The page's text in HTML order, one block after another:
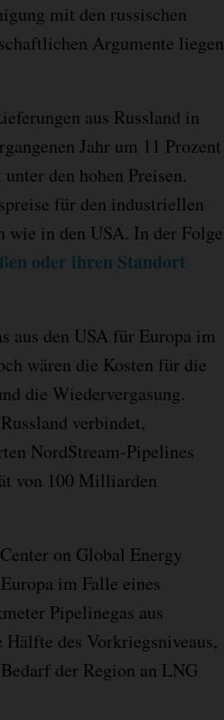
mit den russischen
Argumente liegen
aus Russland in
Jahr um 11 Prozent
den hohen Preisen.
für den industriellen
wie in den USA. In der Folge
oder ihren Standort
aus den USA für Europa im
wären die Kosten für die
die Wiedervergasung.
verbindet,
NordStream-Pipelines
von 100 Milliarden
on Global Energy
im Falle eines
Pipelinegas aus
des Vorkriegsniveaus,
der Region an LNG